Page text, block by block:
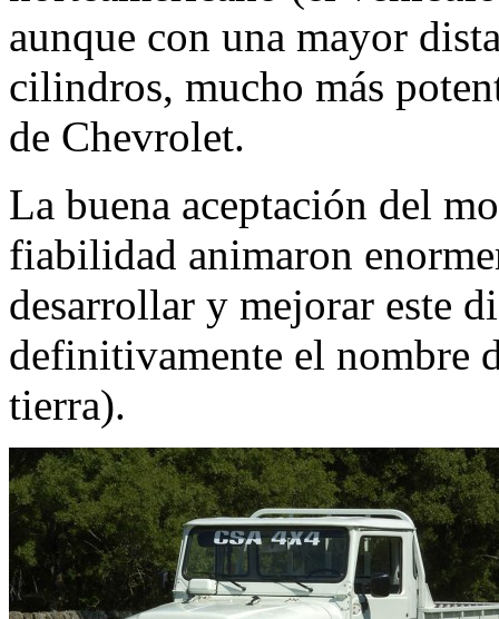
aunque con una mayor
cilindros, mucho más
de Chevrolet.
La buena aceptación del
fiabilidad animaron
desarrollar y mejorar este
definitivamente el nombre
tierra).